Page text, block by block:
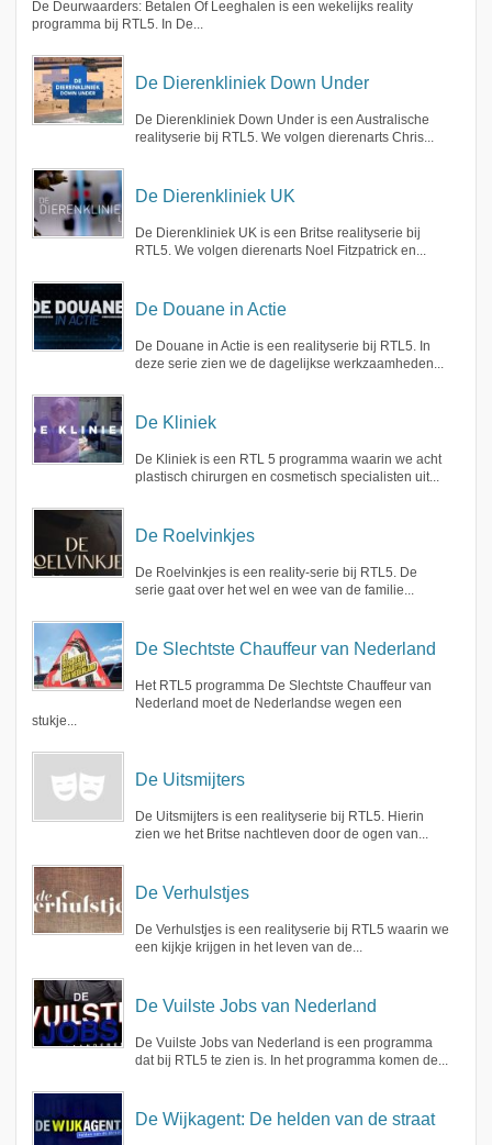
De Deurwaarders: Betalen Of Leeghalen is een wekelijks reality
programma bij RTL5. In De...
De Dierenkliniek Down Under
De Dierenkliniek Down Under is een Australische
realityserie bij RTL5. We volgen dierenarts Chris...
De Dierenkliniek UK
De Dierenkliniek UK is een Britse realityserie bij
RTL5. We volgen dierenarts Noel Fitzpatrick en...
De Douane in Actie
De Douane in Actie is een realityserie bij RTL5. In
deze serie zien we de dagelijkse werkzaamheden...
De Kliniek
De Kliniek is een RTL 5 programma waarin we acht
plastisch chirurgen en cosmetisch specialisten uit...
De Roelvinkjes
De Roelvinkjes is een reality-serie bij RTL5. De
serie gaat over het wel en wee van de familie...
De Slechtste Chauffeur van Nederland
Het RTL5 programma De Slechtste Chauffeur van
Nederland moet de Nederlandse wegen een
stukje...
De Uitsmijters
De Uitsmijters is een realityserie bij RTL5. Hierin
zien we het Britse nachtleven door de ogen van...
De Verhulstjes
De Verhulstjes is een realityserie bij RTL5 waarin we
een kijkje krijgen in het leven van de...
De Vuilste Jobs van Nederland
De Vuilste Jobs van Nederland is een programma
dat bij RTL5 te zien is. In het programma komen de...
De Wijkagent: De helden van de straat